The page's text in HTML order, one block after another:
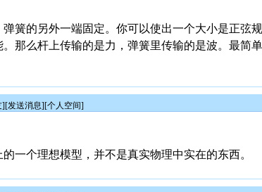
簧的另外一端固定。你可以使出一个大小是正弦
那么杆上传输的是力，弹簧里传输的是波。最简
][发送消息][个人空间]
一个理想模型，并不是真实物理中实在的东西。